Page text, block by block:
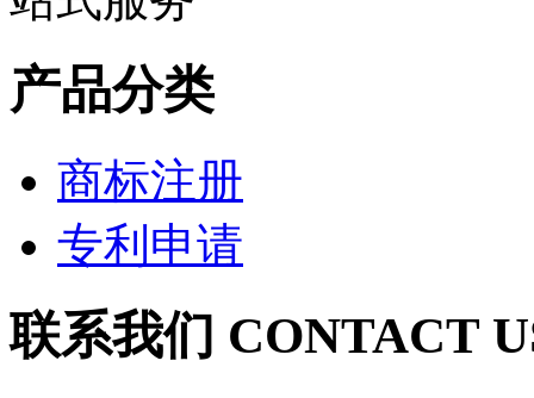
产品分类
商标注册
专利申请
联系我们 CONTACT